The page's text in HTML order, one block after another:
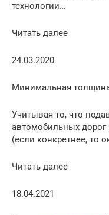
технологии…
Читать далее
24.03.2020
Минимальная
Учитывая то, что
автомобильных дорог
(если конкретнее, то
Читать далее
18.04.2021